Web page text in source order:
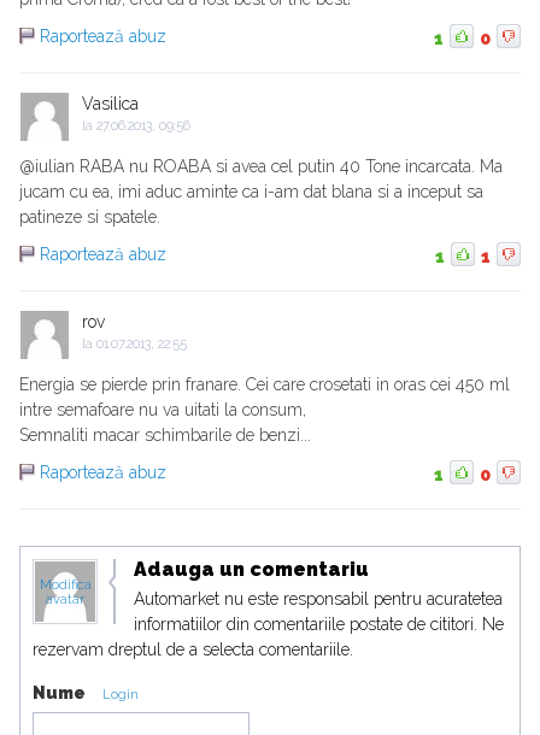
Raportează abuz
1 0
Vasilica
la 27.06.2013, 09:56
@iulian RABA nu ROABA si avea cel putin 40 Tone incarcata. Ma
jucam cu ea, imi aduc aminte ca i-am dat blana si a inceput sa
patineze si spatele.
Raportează abuz
1 1
rov
la 01.07.2013, 22:55
Energia se pierde prin franare. Cei care crosetati in oras cei 450 ml
intre semafoare nu va uitati la consum,
Semnaliti macar schimbarile de benzi...
Raportează abuz
1 0
Modifica
avatar
Adauga un comentariu
Automarket nu este responsabil pentru acuratetea
informatiilor din comentariile postate de cititori. Ne
rezervam dreptul de a selecta comentariile.
Nume Login